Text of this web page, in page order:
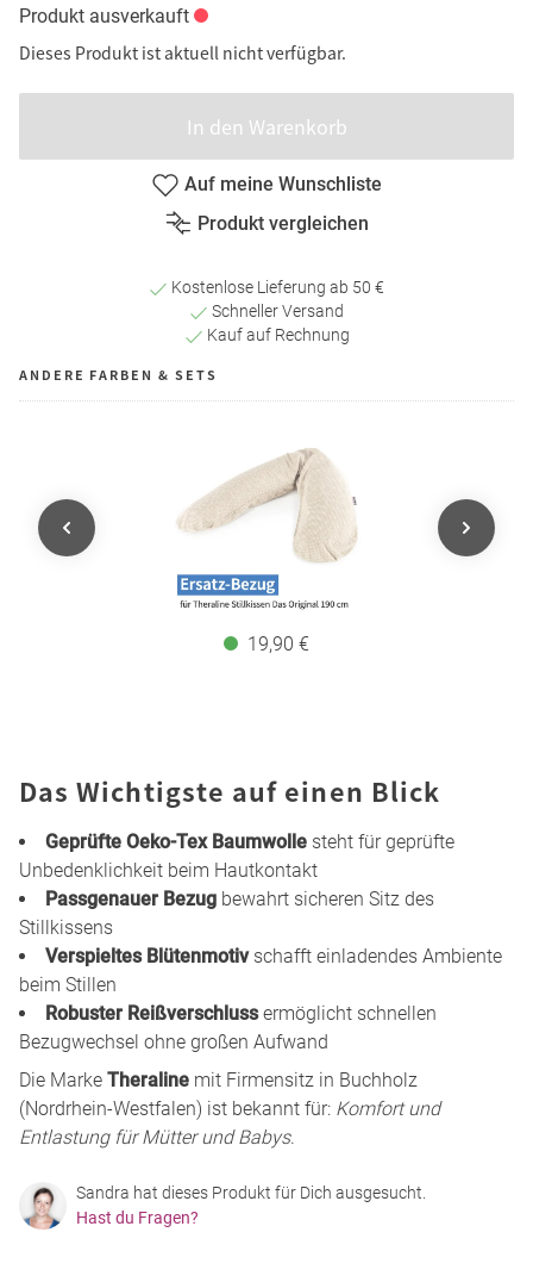
Produkt ausverkauft
Dieses Produkt ist aktuell nicht verfügbar.
In den Warenkorb
Auf meine Wunschliste
Produkt vergleichen
Kostenlose Lieferung ab 50 €
Schneller Versand
Kauf auf Rechnung
ANDERE FARBEN & SETS
19,90 €
Das Wichtigste auf einen Blick
Geprüfte Oeko-Tex Baumwolle steht für geprüfte
Unbedenklichkeit beim Hautkontakt
Passgenauer Bezug bewahrt sicheren Sitz des
Stillkissens
Verspieltes Blütenmotivschafft einladendes Ambiente
beim Stillen
Robuster Reißverschlussermöglicht schnellen
Bezugwechsel ohne großen Aufwand
Die Marke Theraline mit Firmensitz in Buchholz
(Nordrhein-Westfalen) ist bekannt für: Komfort und
Entlastung für Mütter und Babys.
Sandra hat dieses Produkt für Dich ausgesucht.
Hast du Fragen?